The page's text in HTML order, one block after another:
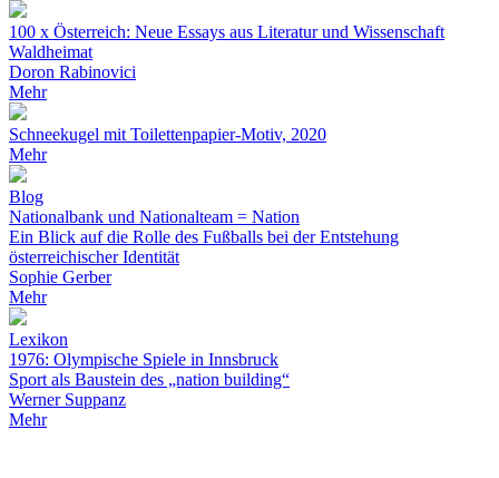
100 x Österreich: Neue Essays aus Literatur und Wissenschaft
Waldheimat
Doron Rabinovici
Mehr
Schneekugel mit Toilettenpapier-Motiv, 2020
Mehr
Blog
Nationalbank und Nationalteam = Nation
Ein Blick auf die Rolle des Fußballs bei der Entstehung
österreichischer Identität
Sophie Gerber
Mehr
Lexikon
1976: Olympische Spiele in Innsbruck
Sport als Baustein des „nation building“
Werner Suppanz
Mehr